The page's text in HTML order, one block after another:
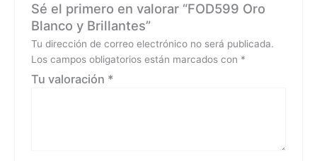
Sé el primero en valorar “FOD599 Oro
Blanco y Brillantes”
Tu dirección de correo electrónico no será publicada.
Los campos obligatorios están marcados con *
Tu valoración *